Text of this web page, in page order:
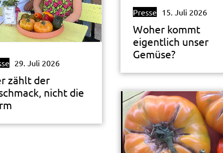
29. Juli 2026
zählt der
nicht die
Presse 15. Juli 2026
Woher kommt
eigentlich unser
Gemüse?